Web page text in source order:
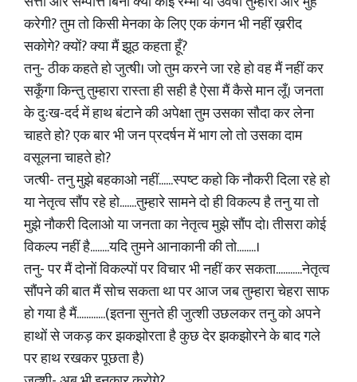
करेगी? तुम तो किसी मेनका के लिए एक कंगन भी नहीं ख़रीद
सकोगे? क्यों? क्या मैं झूठ कहता हूँ?
तनु- ठीक कहते हो जुत्षी। जो तुम करने जा रहे हो वह मैं नहीं कर
सकूँगा किन्तु तुम्हारा रास्ता ही सही है ऐसा मैं कैसे मान लूँ। जनता
के दुःख-दर्द में हाथ बंटाने की अपेक्षा तुम उसका सौदा कर लेना
चाहते हो? एक बार भी जन प्रदर्षन में भाग लो तो उसका दाम
वसूलना चाहते हो?
जत्षी- तनु मुझे बहकाओ नहीं......स्पष्ट कहो कि नौकरी दिला रहे हो
या नेतृत्व सौंप रहे हो.......तुम्हारे सामने दो ही विकल्प है तनु या तो
मुझे नौकरी दिलाओ या जनता का नेतृत्व मुझे सौंप दो। तीसरा कोई
विकल्प नहीं है........यदि तुमने आनाकानी की तो........।
तनु- पर मैं दोनों विकल्पों पर विचार भी नहीं कर सकता...........नेतृत्व
सौंपने की बात मैं सोच सकता था पर आज जब तुम्हारा चेहरा साफ
हो गया है मैं............(इतना सुनते ही जुत्शी उछलकर तनु को अपने
हाथों से जकड़ कर झकझोरता है कुछ देर झकझोरने के बाद गले
पर हाथ रखकर पूछता है)